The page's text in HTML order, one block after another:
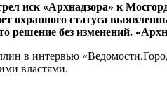
иск «Архнадзора» к
охранного статуса
решение без изменений. «Арх
в интервью
властями.